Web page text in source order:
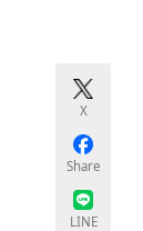
X
Share
LINE